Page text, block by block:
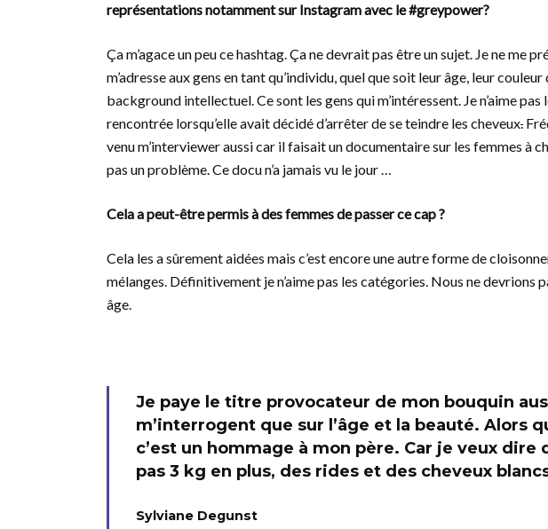
représentations notamment sur Instagram avec le #greypower?
Ça m’agace un peu ce hashtag. Ça ne devrait pas être un sujet. Je ne me
m’adresse aux gens en tant qu’individu, quel que soit leur âge, leur
background intellectuel. Ce sont les gens qui m’intéressent. Je n’aime
rencontrée lorsqu’elle avait décidé d’arrêter de se teindre les cheveux.
venu m’interviewer aussi car il faisait un documentaire sur les femmes à
pas un problème. Ce docu n’a jamais vu le jour …
Cela a peut-être permis à des femmes de passer ce cap ?
Cela les a sûrement aidées mais c’est encore une autre forme de
mélanges. Définitivement je n’aime pas les catégories. Nous ne devrions
âge.
Je paye le titre provocateur de mon bouquin
m’interrogent que sur l’âge et la beauté. Alors
c’est un hommage à mon père. Car je veux dire
pas 3 kg en plus, des rides et des cheveux
Sylviane Degunst